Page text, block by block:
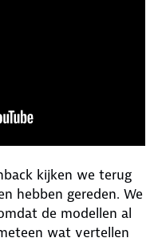
kijken we terug
hebben gereden. We
de modellen al
wat vertellen